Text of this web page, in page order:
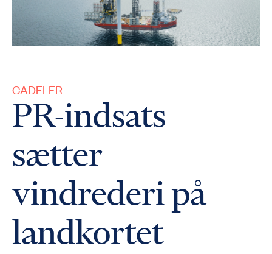
CADELER
PR-indsats
sætter
vindrederi på
landkortet